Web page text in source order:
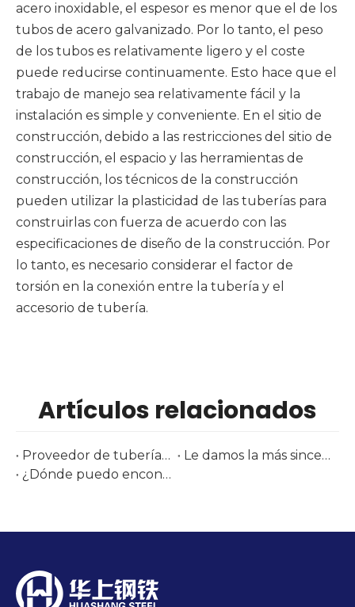
acero inoxidable, el espesor es menor que el de los
tubos de acero galvanizado. Por lo tanto, el peso
de los tubos es relativamente ligero y el coste
puede reducirse continuamente. Esto hace que el
trabajo de manejo sea relativamente fácil y la
instalación es simple y conveniente. En el sitio de
construcción, debido a las restricciones del sitio de
construcción, el espacio y las herramientas de
construcción, los técnicos de la construcción
pueden utilizar la plasticidad de las tuberías para
construirlas con fuerza de acuerdo con las
especificaciones de diseño de la construcción. Por
lo tanto, es necesario considerar el factor de
torsión en la conexión entre la tubería y el
accesorio de tubería.
Artículos relacionados
Proveedor de tuberías y accesorios de acero inoxidable en Tube Düsseldorf 2026 | Acero Huashang
Le damos la más sincera bienvenida a nuestra exposición brasileña: Tubotech & Wire Brasil 2025 Fecha: 29 al 31 de octubre de 2025
¿Dónde puedo encontrar tubos de acero inoxidable AMS de calidad aeronáutica para envío a granel inmediato?